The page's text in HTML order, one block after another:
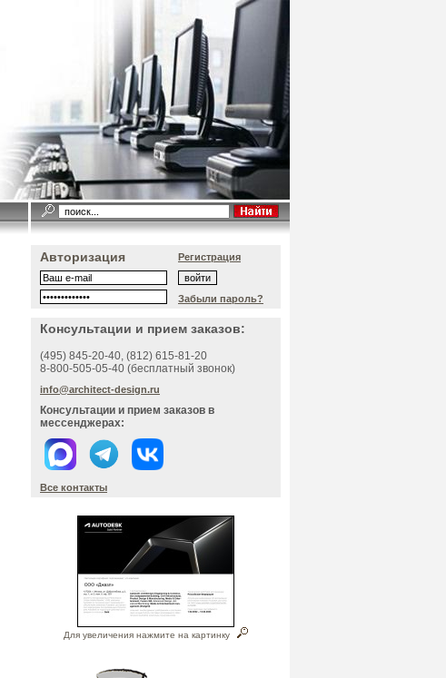
Авторизация Регистрация
Забыли пароль?
Консультации и прием заказов:
(495) 845-20-40, (812) 615-81-20
8-800-505-05-40 (бесплатный звонок)
info@architect-design.ru
Консультации и прием заказов в
мессенджерах:
Все контакты
Для увеличения нажмите на картинку